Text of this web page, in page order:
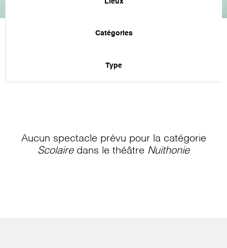
Catégories
Type
Aucun spectacle prévu pour la catégorie
Scolairedans le théâtre Nuithonie